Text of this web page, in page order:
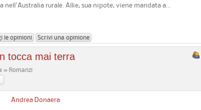
nell'Australia rurale. Allie, sua nipote, viene mandata a...
le opinioni Scrivi una opinione
tocca mai terra
» Romanzi
Andrea Donaera